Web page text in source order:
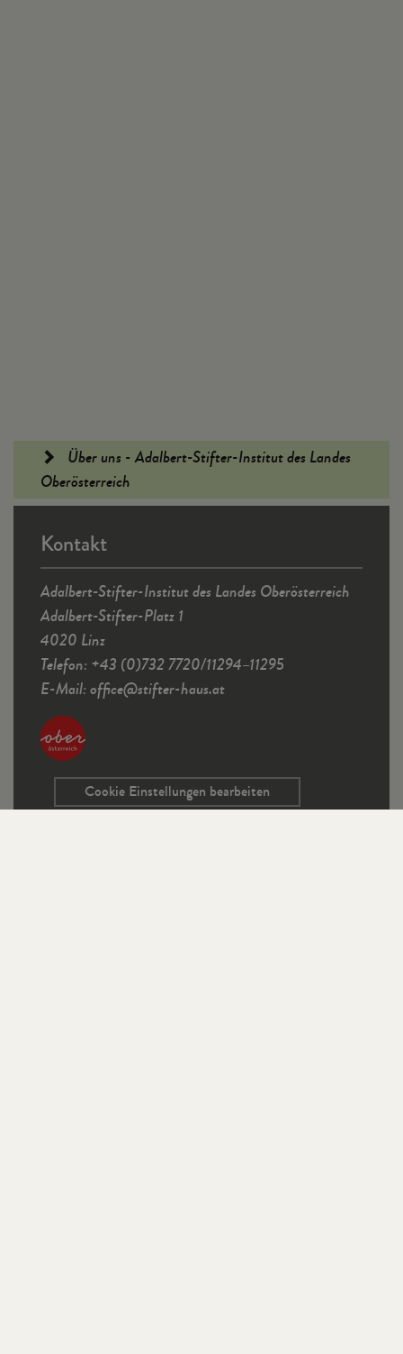
Fußleiste
Über uns - Adalbert-Stifter-Institut des Landes
Oberösterreich
Kontakt
Adalbert-Stifter-Institut des Landes Oberösterreich
Adalbert-Stifter-Platz 1
4020 Linz
Telefon: +43 (0)732 7720/11294–11295
E-Mail:office@stifter-haus.at
Cookie Einstellungen bearbeiten